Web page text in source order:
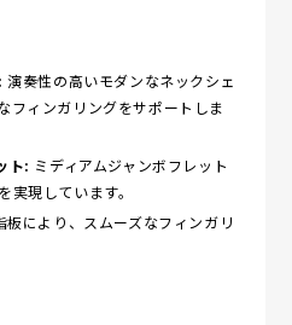
演奏性の高いモダンなネックシェ
フィンガリングをサポートしま
ト: ミディアムジャンボフレット
実現しています。
板により、スムーズなフィンガリ